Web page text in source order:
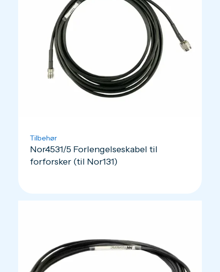
Tilbehør
Nor4531/5 Forlengelseskabel til
forforsker (til Nor131)